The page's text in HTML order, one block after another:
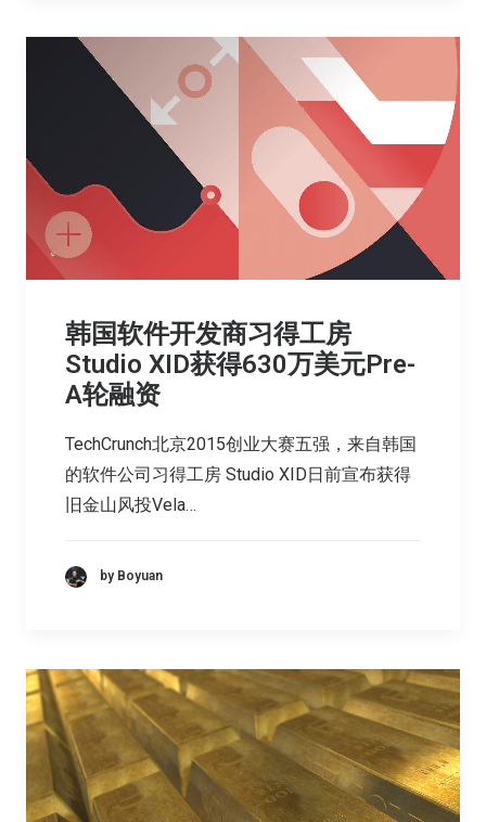
韩国软件开发商习得工房
Studio XID获得630万美元Pre-
A轮融资
TechCrunch北京2015创业大赛五强，来自韩国
的软件公司习得工房 Studio XID日前宣布获得
旧金山风投Vela…
by Boyuan